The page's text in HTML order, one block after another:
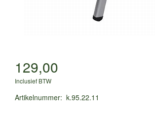
129,00
Inclusief BTW
Artikelnummer: k.95.22.11